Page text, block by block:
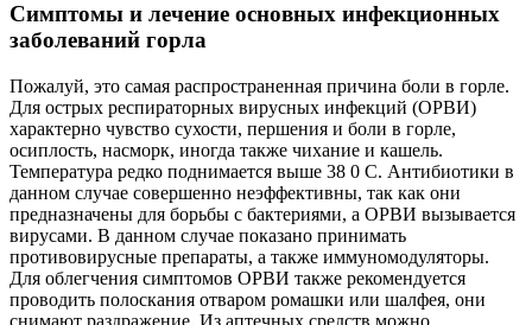
Симптомы и лечение основных инфекционных
заболеваний горла
Пожалуй, это самая распространенная причина боли в горле.
Для острых респираторных вирусных инфекций (ОРВИ)
характерно чувство сухости, першения и боли в горле,
осиплость, насморк, иногда также чихание и кашель.
Температура редко поднимается выше 38 0 С. Антибиотики в
данном случае совершенно неэффективны, так как они
предназначены для борьбы с бактериями, а ОРВИ вызывается
вирусами. В данном случае показано принимать
противовирусные препараты, а также иммуномодуляторы.
Для облегчения симптомов ОРВИ также рекомендуется
проводить полоскания отваром ромашки или шалфея, они
снимают раздражение. Из аптечных средств можно